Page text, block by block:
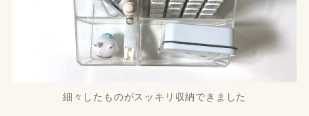
細々したものがスッキリ収納できました